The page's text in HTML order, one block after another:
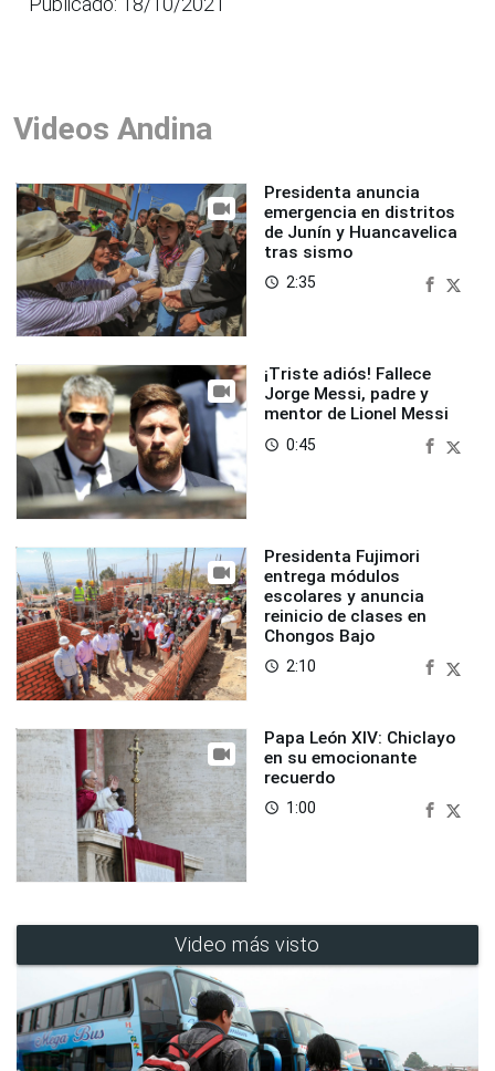
Videos Andina
Presidenta anuncia
emergencia en distritos
de Junín y Huancavelica
tras sismo
access_time 2:35
¡Triste adiós! Fallece
Jorge Messi, padre y
mentor de Lionel Messi
access_time 0:45
Presidenta Fujimori
entrega módulos
escolares y anuncia
reinicio de clases en
Chongos Bajo
access_time 2:10
Papa León XIV: Chiclayo
en su emocionante
recuerdo
access_time 1:00
Video más visto